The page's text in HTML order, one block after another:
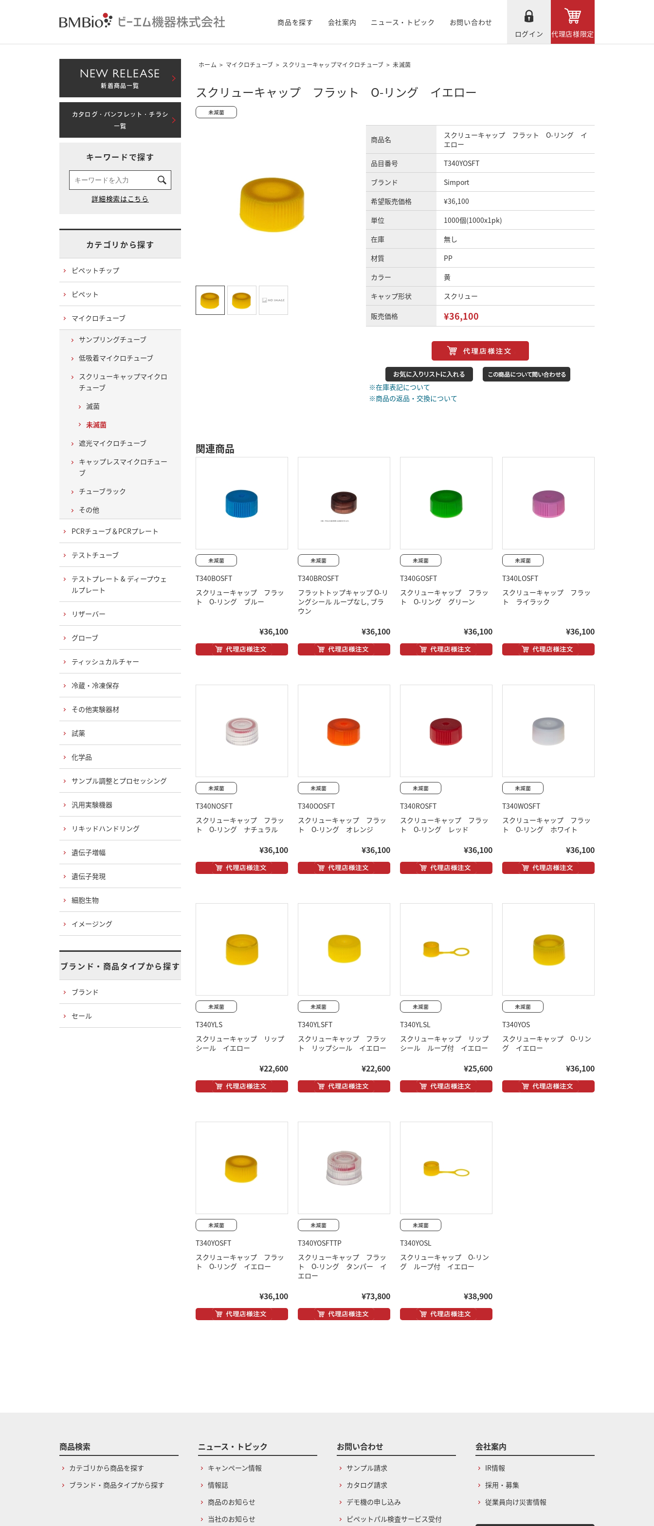
商品を探す 会社案内 ニュース・トピック
お問い合わせ
ログイン
代理店様限定
ホーム > マイクロチューブ > スクリューキャップマイクロチューブ > 未滅菌
スクリューキャップ フラット O-リング イエロー
商品名
スクリューキャップ フラット O-リング イ
エロー
品目番号
T340YOSFT
ブランド
Simport
希望販売価格
¥36,100
単位
1000個(1000x1pk)
在庫
無し
材質
PP
カラー
黄
キャップ形状
スクリュー
販売価格 ¥36,100
※在庫表記について
※商品の返品・交換について
関連商品
T340BOSFT
スクリューキャップ フラッ
ト O-リング ブルー
¥36,100
T340BROSFT
フラットトップキャップ O-リ
ングシール ループなし, ブラ
ウン
¥36,100
T340GOSFT
スクリューキャップ フラッ
ト O-リング グリーン
¥36,100
T340LOSFT
スクリューキャップ フラッ
ト ライラック
¥36,100
T340NOSFT
スクリューキャップ フラッ
ト O-リング ナチュラル
¥36,100
T340OOSFT
スクリューキャップ フラッ
ト O-リング オレンジ
¥36,100
T340ROSFT
スクリューキャップ フラッ
ト O-リング レッド
¥36,100
T340WOSFT
スクリューキャップ フラッ
ト O-リング ホワイト
¥36,100
T340YLS
スクリューキャップ リップ
シール イエロー
¥22,600
T340YLSFT
スクリューキャップ フラッ
ト リップシール イエロー
¥22,600
T340YLSL
スクリューキャップ リップ
シール ループ付 イエロー
¥25,600
T340YOS
スクリューキャップ O-リン
グ イエロー
¥36,100
T340YOSFT
スクリューキャップ フラッ
ト O-リング イエロー
¥36,100
T340YOSFTTP
スクリューキャップ フラッ
ト O-リング タンパー イ
エロー
¥73,800
T340YOSL
スクリューキャップ O-リン
グ ループ付 イエロー
¥38,900
NEW RELEASE
新着商品一覧
カタログ・パンフレット・チラシ
一覧
キーワードで探す
カテゴリから探す
ピペットチップ
ピペット
マイクロチューブ
サンプリングチューブ
低吸着マイクロチューブ
スクリューキャップマイクロ
チューブ
滅菌
未滅菌
遮光マイクロチューブ
キャップレスマイクロチュー
ブ
チューブラック
その他
PCRチューブ＆PCRプレート
テストチューブ
テストプレート & ディープウェ
ルプレート
リザーバー
グローブ
ティッシュカルチャー
冷蔵・冷凍保存
その他実験器材
試薬
化学品
サンプル調整とプロセッシング
汎用実験機器
リキッドハンドリング
遺伝子増幅
遺伝子発現
細胞生物
イメージング
ブランド・商品タイプから探す
ブランド
セール
商品検索
カテゴリから商品を探す
ブランド・商品タイプから探す
ニュース・トピック
キャンペーン情報
情報誌
商品のお知らせ
当社のお知らせ
お問い合わせ
サンプル請求
カタログ請求
デモ機の申し込み
ピペットパル検査サービス受付
会社案内
IR情報
採用・募集
従業員向け災害情報